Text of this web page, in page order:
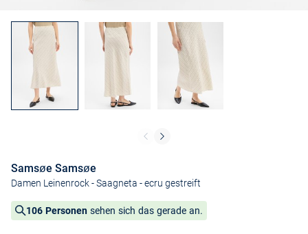
Samsøe Samsøe
Damen Leinenrock - Saagneta - ecru gestreift
106 Personen sehen sich das gerade an.